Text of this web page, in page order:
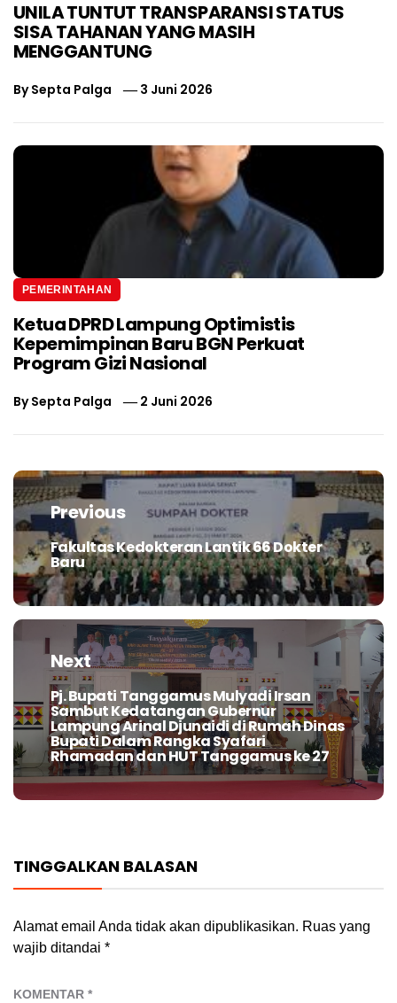
UNILA TUNTUT TRANSPARANSI STATUS
SISA TAHANAN YANG MASIH
MENGGANTUNG
BySepta Palga 3 Juni 2026
PEMERINTAHAN
Ketua DPRD Lampung Optimistis
Kepemimpinan Baru BGN Perkuat
Program Gizi Nasional
BySepta Palga 2 Juni 2026
Navigasi
posPrevious
Previous
post:
Fakultas Kedokteran Lantik 66 Dokter
Baru
Next
Next
post:
Pj. Bupati Tanggamus Mulyadi Irsan
Sambut Kedatangan Gubernur
Lampung Arinal Djunaidi di Rumah Dinas
Bupati Dalam Rangka Syafari
Rhamadan dan HUT Tanggamus ke 27
TINGGALKAN BALASAN
Alamat email Anda tidak akan dipublikasikan. Ruas yang
wajib ditandai *
KOMENTAR *